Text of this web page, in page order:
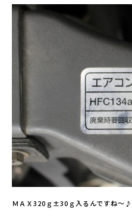
ＭＡＸ320ｇ±30ｇ入るんですね～♪